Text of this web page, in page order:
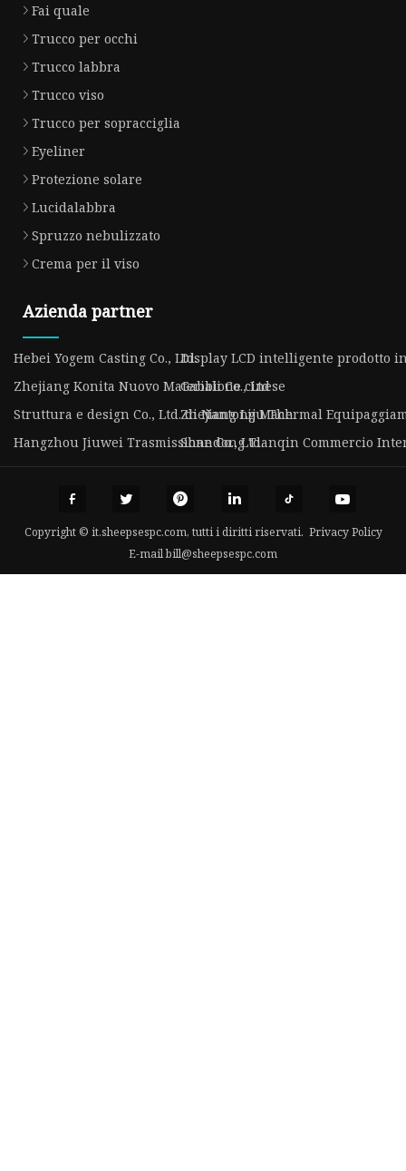
Fai quale
Trucco per occhi
Trucco labbra
Trucco viso
Trucco per sopracciglia
Eyeliner
Protezione solare
Lucidalabbra
Spruzzo nebulizzato
Crema per il viso
Azienda partner
Hebei Yogem Casting Co., Ltd.Display LCD intelligente prodotto
Zhejiang Konita Nuovo Materiali Co., Ltd
Gabbione cinese
Struttura e design Co., Ltd. di Nantong Mach
Zhejiang Liju Thermal
Hangzhou Jiuwei Trasmissione Co., Ltd.Shandong Tianqin Commercio
Copyright © it.sheepsespc.com, tutti i diritti riservati. Privacy Policy
E-mailbill@sheepsespc.com